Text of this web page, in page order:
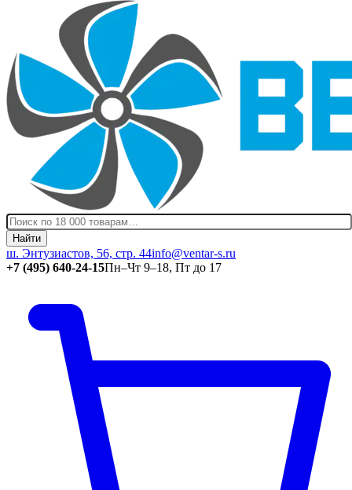
Найти
ш. Энтузиастов, 56, стр. 44info@ventar-s.ru
+7 (495) 640-24-15Пн–Чт 9–18, Пт до 17